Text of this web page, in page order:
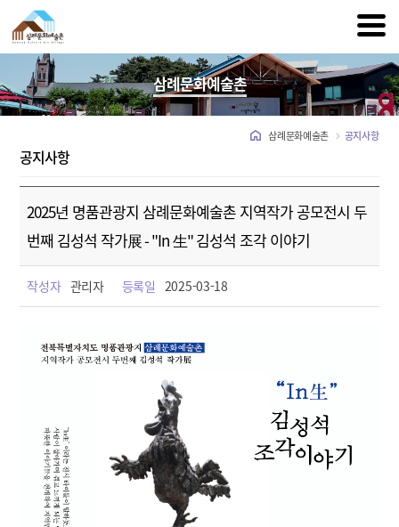
삼례문화예술촌
삼례문화예술촌 공지사항
공지사항
2025년 명품관광지 삼례문화예술촌 지역작가 공모전시 두
번째 김성석 작가展 - "In 生" 김성석 조각 이야기
작성자 관리자 등록일 2025-03-18